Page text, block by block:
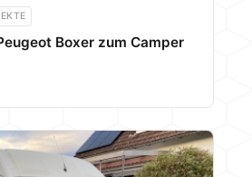
Boxer zum Camper